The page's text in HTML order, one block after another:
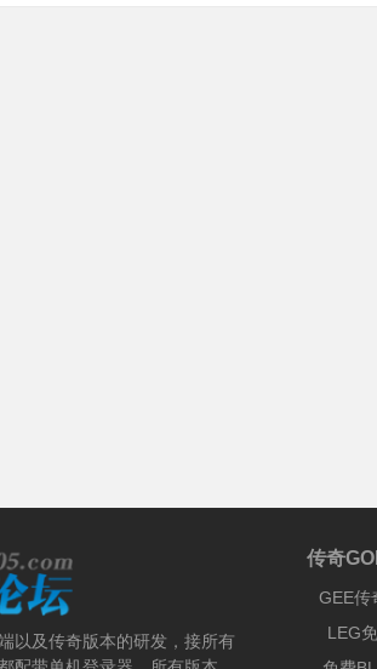
以及传奇版本的研发，接所有
传奇
GEE传
LEG